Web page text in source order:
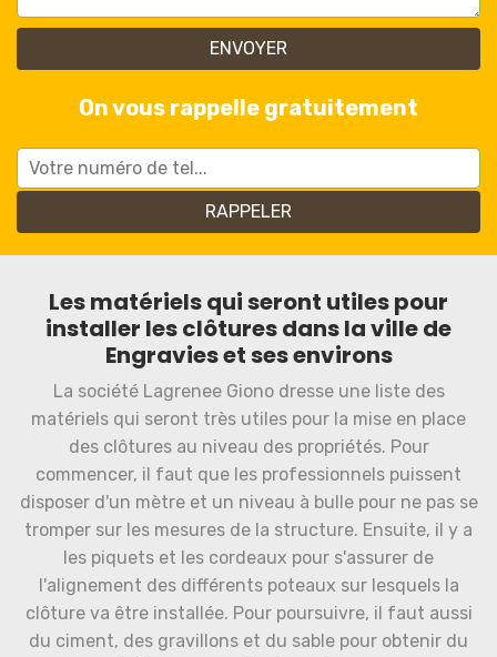
On vous rappelle gratuitement
Les matériels qui seront utiles pour
installer les clôtures dans la ville de
Engravies et ses environs
La société Lagrenee Giono dresse une liste des
matériels qui seront très utiles pour la mise en place
des clôtures au niveau des propriétés. Pour
commencer, il faut que les professionnels puissent
disposer d'un mètre et un niveau à bulle pour ne pas se
tromper sur les mesures de la structure. Ensuite, il y a
les piquets et les cordeaux pour s'assurer de
l'alignement des différents poteaux sur lesquels la
clôture va être installée. Pour poursuivre, il faut aussi
du ciment, des gravillons et du sable pour obtenir du